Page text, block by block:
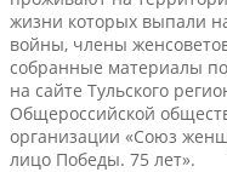
жизни которых выпали
войны, члены
собранные материалы
на сайте Тульского
Общероссийской
организации «Союз
лицо Победы. 75 лет».